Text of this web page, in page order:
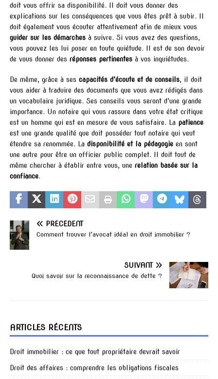
doit vous offrir sa disponibilité. Il doit vous donner des
explications sur les conséquences que vous êtes prêt à subir. Il
doit également vous écouter attentivement afin de mieux vous
guider sur les démarches à suivre. Si vous avez des questions,
vous pouvez les lui poser en toute quiétude. Il est de son devoir
de vous donner des réponses pertinentes à vos inquiétudes.
De même, grâce à ses capacités d’écoute et de conseils, il doit
vous aider à traduire des documents que vous avez rédigés dans
un vocabulaire juridique. Ses conseils vous seront d’une grande
importance. Un notaire qui vous rassure dans votre état critique
est un homme qui est en mesure de vous satisfaire. La patience
est une grande qualité que doit posséder tout notaire qui veut
étendre sa renommée. La disponibilité et la pédagogie en sont
une autre pour être un officier public complet. Il doit tout de
même chercher à établir entre vous, une relation basée sur la
confiance.
PRÉCÉDENT
Comment trouver l’avocat idéal en droit immobilier ?
SUIVANT
Quoi savoir sur la reconnaissance de dette ?
ARTICLES RÉCENTS
Droit immobilier : ce que tout propriétaire devrait savoir
Droit des affaires : comprendre les obligations fiscales